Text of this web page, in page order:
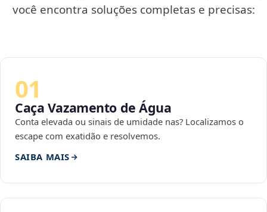
você encontra soluções completas e precisas:
01
Caça Vazamento de Água
Conta elevada ou sinais de umidade nas? Localizamos o
escape com exatidão e resolvemos.
SAIBA MAIS